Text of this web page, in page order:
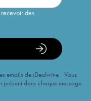
des
emails de iDealwine. Vous
dans chaque message.